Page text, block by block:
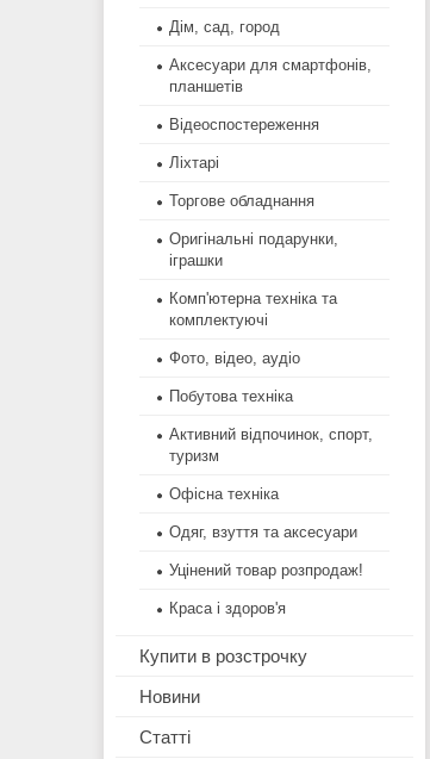
Дім, сад, город
Аксесуари для смартфонів,
планшетів
Відеоспостереження
Ліхтарі
Торгове обладнання
Оригінальні подарунки,
іграшки
Комп'ютерна техніка та
комплектуючі
Фото, відео, аудіо
Побутова техніка
Активний відпочинок, спорт,
туризм
Офісна техніка
Одяг, взуття та аксесуари
Уцінений товар розпродаж!
Краса і здоров'я
Купити в розстрочку
Новини
Статті